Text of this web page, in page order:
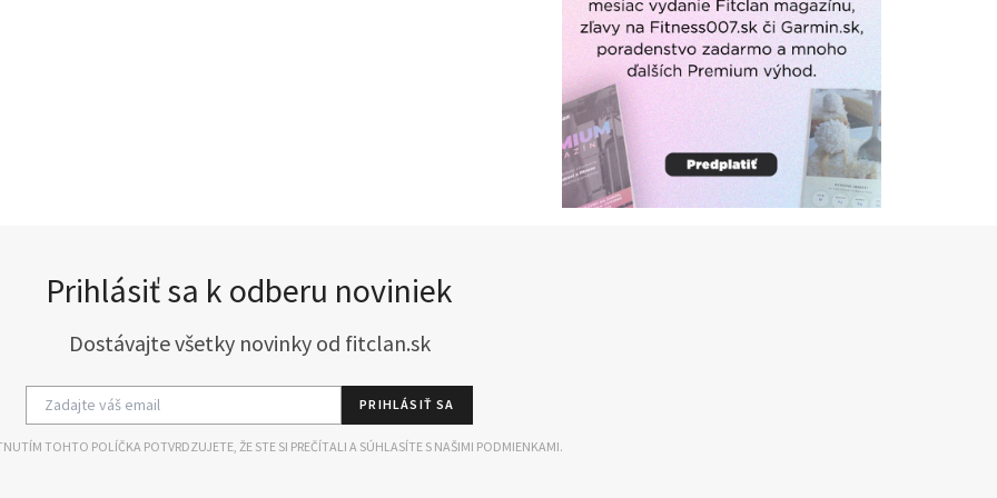
Prihlásiť sa k odberu noviniek
Dostávajte všetky novinky od fitclan.sk
PRIHLÁSIŤ SA
TOHTO POLÍČKA POTVRDZUJETE, ŽE STE SI PREČÍTALI A SÚHLASÍTE S NAŠIMI PODMIENKAMI.